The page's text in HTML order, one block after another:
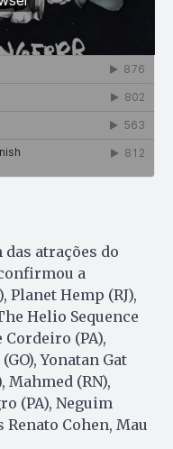
das atrações do
a
Planet Hemp (RJ),
Helio Sequence
Cordeiro (PA),
Yonatan Gat
Mahmed (RN),
(PA), Neguim
Renato Cohen, Mau